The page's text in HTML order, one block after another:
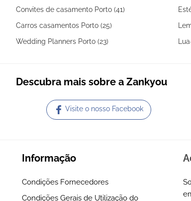
Convites de casamento Porto (41)
Carros casamentos Porto (25)
Wedding Planners Porto (23)
Descubra mais sobre a Zankyou
Visite o nosso Facebook
Informação
Condições Fornecedores
Condições Gerais de Utilização do